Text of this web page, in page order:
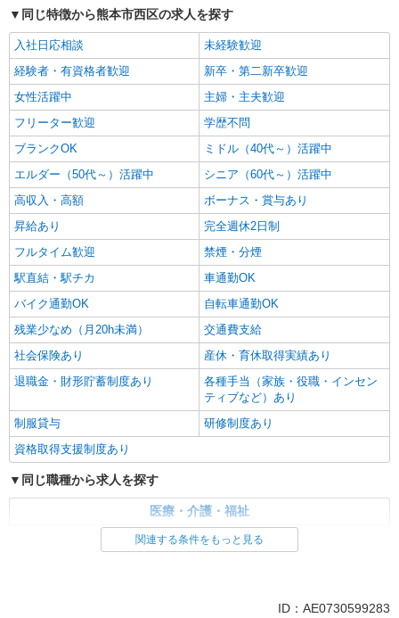
同じ特徴から熊本市西区の求人を探す
入社日応相談
未経験歓迎
経験者・有資格者歓迎
新卒・第二新卒歓迎
女性活躍中
主婦・主夫歓迎
フリーター歓迎
学歴不問
ブランクOK
ミドル（40代～）活躍中
エルダー（50代～）活躍中
シニア（60代～）活躍中
高収入・高額
ボーナス・賞与あり
昇給あり
完全週休2日制
フルタイム歓迎
禁煙・分煙
駅直結・駅チカ
車通勤OK
バイク通勤OK
自転車通勤OK
残業少なめ（月20h未満）
交通費支給
社会保険あり
産休・育休取得実績あり
退職金・財形貯蓄制度あり
各種手当（家族・役職・インセン
ティブなど）あり
制服貸与
研修制度あり
資格取得支援制度あり
同じ職種から求人を探す
医療・介護・福祉
看護師・保健師・看護助手・助産師
関連する条件をもっと見る
ID：AE0730599283